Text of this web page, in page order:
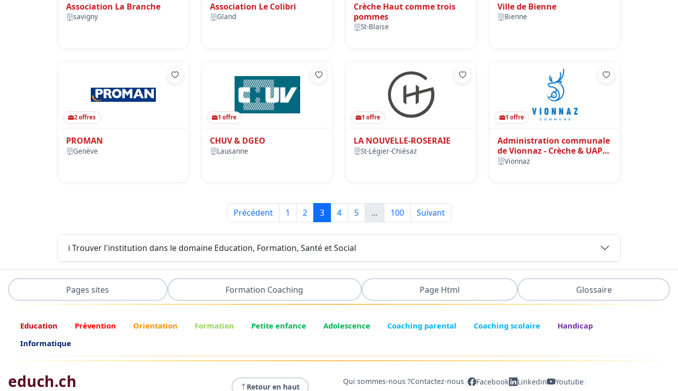
Association La Branche
savigny
Association Le Colibri
Gland
Crèche Haut comme trois
pommes
St-Blaise
Ville de Bienne
Bienne
2 offres
PROMAN
Genève
1 offre
CHUV & DGEO
Lausanne
1 offre
LA NOUVELLE-ROSERAIE
St-Légier-Chiésaz
1 offre
Administration communale
de Vionnaz - Crèche & UAPE
le Papillon Bleu
Vionnaz
Précédent 1 2 3 4 5 … 100 Suivant
ℹ️ Trouver l'institution dans le domaine Education, Formation, Santé et Social
Pages sites Formation Coaching Page Html Glossaire
Education Prévention Orientation Formation Petite enfance Adolescence Coaching parental Coaching scolaire
Handicap
Informatique
educh.ch Retour en haut
Qui sommes-nous ?Contactez-nous | Facebook Linkedin Youtube|